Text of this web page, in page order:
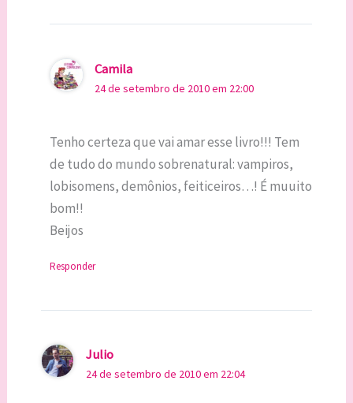
Camila
24 de setembro de 2010 em 22:00
Tenho certeza que vai amar esse livro!!! Tem
de tudo do mundo sobrenatural: vampiros,
lobisomens, demônios, feiticeiros…! É muuito
bom!!
Beijos
Responder
Julio
24 de setembro de 2010 em 22:04